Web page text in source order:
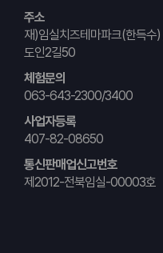
주소
재)임실치즈테마파크(한득수
도인2길50
체험문의
063-643-2300/3400
사업자등록
407-82-08650
통신판매업신고번호
제2012-전북임실-00003호